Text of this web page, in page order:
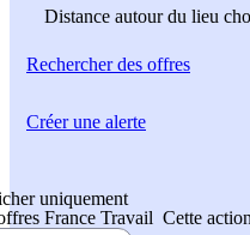
Distance autour du lieu
Rechercherdes offres
uniquement
France Travail Cette
Créer une alerte